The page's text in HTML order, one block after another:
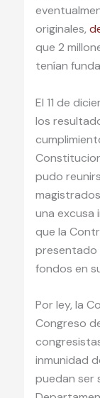
originales,
que 2
tenían
El 11 de
los
pudo
una excusa
que la
presentado
fondos en
Por ley, la
Congreso
inmunidad
puedan ser